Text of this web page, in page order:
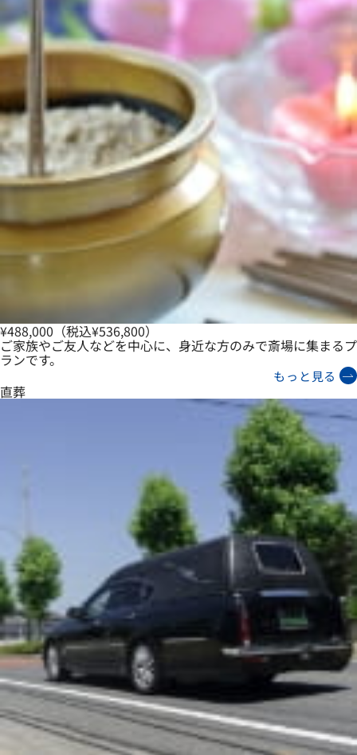
¥488,000 （税込¥536,800）
ご家族やご友人などを中心に、身近な方のみで斎場に集まるプ
ランです。
もっと見る
直葬